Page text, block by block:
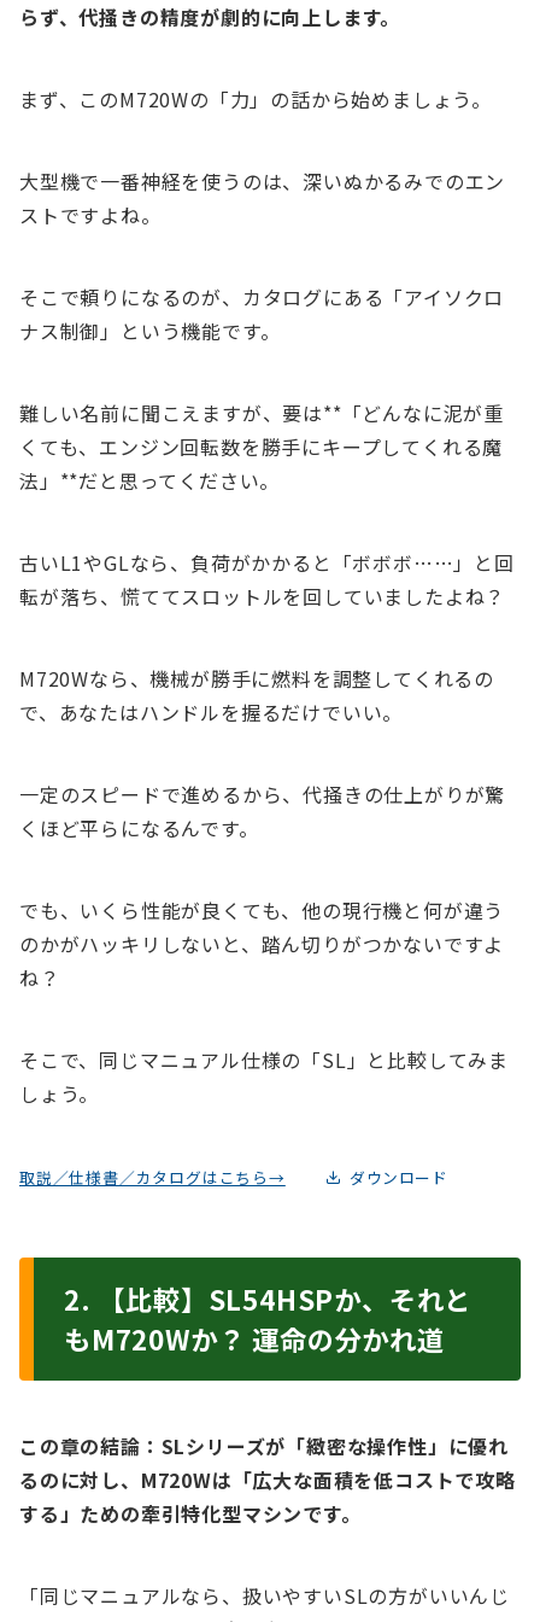
らず、代掻きの精度が劇的に向上します。
まず、このM720Wの「力」の話から始めましょう。
大型機で一番神経を使うのは、深いぬかるみでのエン
ストですよね。
そこで頼りになるのが、カタログにある「アイソクロ
ナス制御」という機能です。
難しい名前に聞こえますが、要は**「どんなに泥が重
くても、エンジン回転数を勝手にキープしてくれる魔
法」**だと思ってください。
古いL1やGLなら、負荷がかかると「ボボボ……」と回
転が落ち、慌ててスロットルを回していましたよね？
M720Wなら、機械が勝手に燃料を調整してくれるの
で、あなたはハンドルを握るだけでいい。
一定のスピードで進めるから、代掻きの仕上がりが驚
くほど平らになるんです。
でも、いくら性能が良くても、他の現行機と何が違う
のかがハッキリしないと、踏ん切りがつかないですよ
ね？
そこで、同じマニュアル仕様の「SL」と比較してみま
しょう。
取説／仕様書／カタログはこちら→ ダウンロード
2. 【比較】SL54HSPか、それと
もM720Wか？ 運命の分かれ道
この章の結論：SLシリーズが「緻密な操作性」に優れ
るのに対し、M720Wは「広大な面積を低コストで攻略
する」ための牽引特化型マシンです。
「同じマニュアルなら、扱いやすいSLの方がいいんじ